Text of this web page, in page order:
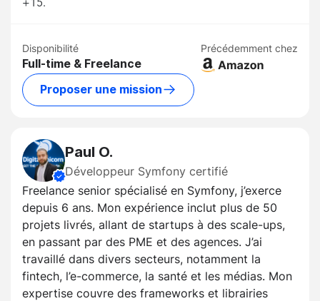
+15.
Disponibilité
Full-time & Freelance
Précédemment chez
Proposer une mission
Paul O.
Développeur Symfony certifié
Freelance senior spécialisé en Symfony, j’exerce
depuis 6 ans. Mon expérience inclut plus de 50
projets livrés, allant de startups à des scale-ups,
en passant par des PME et des agences. J’ai
travaillé dans divers secteurs, notamment la
fintech, l’e-commerce, la santé et les médias. Mon
expertise couvre des frameworks et librairies